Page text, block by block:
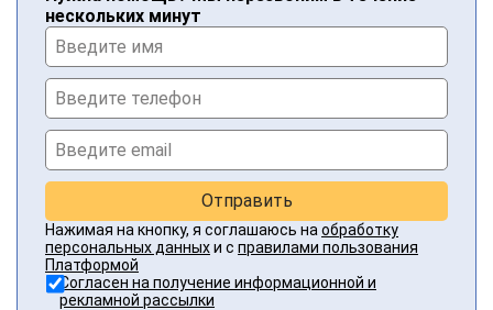
нескольких минут
Отправить
Нажимая на кнопку, я соглашаюсь на обработку
персональных данныхи с правилами пользования
Платформой
Согласен на получение информационной и
рекламной рассылки